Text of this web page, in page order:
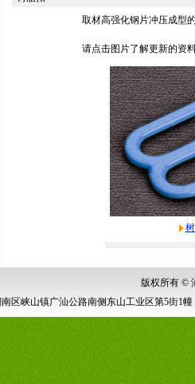
取材高强化钢片冲压成型
请点击图片了解更新的资
版权所有 ©
区峡山镇广汕公路南侧东山工业区第5街1幢